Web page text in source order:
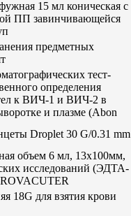
15 мл коническая с
ПП завинчивающейся
предметных
тест-
определения
к ВИЧ-1 и ВИЧ-2 в
и плазме (Abon
Droplet 30 G/0.31 mm
объем 6 мл, 13х100мм,
исследований (ЭДТА-
18G для взятия крови